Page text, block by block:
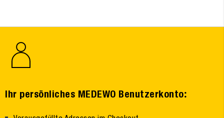
Ihr persönliches MEDEWO Benutzerkonto: